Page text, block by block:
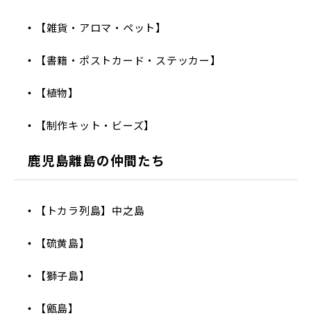
【雑貨・アロマ・ペット】
【書籍・ポストカード・ステッカー】
【植物】
【制作キット・ビーズ】
鹿児島離島の仲間たち
【トカラ列島】中之島
【硫黄島】
【獅子島】
【甑島】